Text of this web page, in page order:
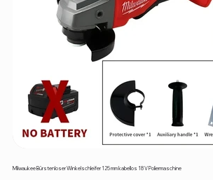
Milwaukee Bürstenloser Winkelschleifer 125 mm kabellos 18 V Poliermaschine